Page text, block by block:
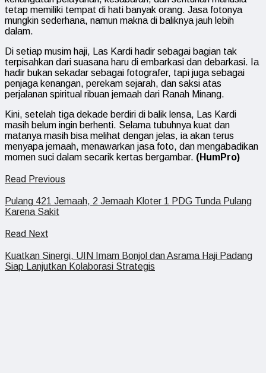
tetap memiliki tempat di hati banyak orang. Jasa fotonya
mungkin sederhana, namun makna di baliknya jauh lebih
dalam.
Di setiap musim haji, Las Kardi hadir sebagai bagian tak
terpisahkan dari suasana haru di embarkasi dan debarkasi. Ia
hadir bukan sekadar sebagai fotografer, tapi juga sebagai
penjaga kenangan, perekam sejarah, dan saksi atas
perjalanan spiritual ribuan jemaah dari Ranah Minang.
Kini, setelah tiga dekade berdiri di balik lensa, Las Kardi
masih belum ingin berhenti. Selama tubuhnya kuat dan
matanya masih bisa melihat dengan jelas, ia akan terus
menyapa jemaah, menawarkan jasa foto, dan mengabadikan
momen suci dalam secarik kertas bergambar. (HumPro)
Read Previous
Pulang 421 Jemaah, 2 Jemaah Kloter 1 PDG Tunda Pulang
Karena Sakit
Read Next
Kuatkan Sinergi, UIN Imam Bonjol dan Asrama Haji Padang
Siap Lanjutkan Kolaborasi Strategis